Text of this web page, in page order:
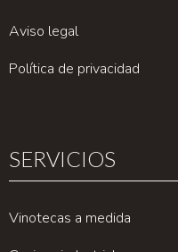
Aviso legal
Política de privacidad
SERVICIOS
Vinotecas a medida